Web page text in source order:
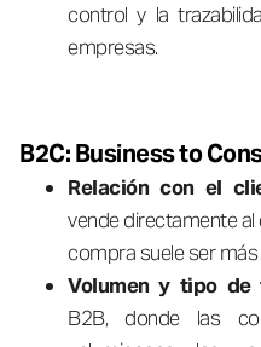
control y la
empresas.
B2C: Business to
Relación con el
vende directamente
compra suele ser
Volumen y tipo de
B2B, donde las